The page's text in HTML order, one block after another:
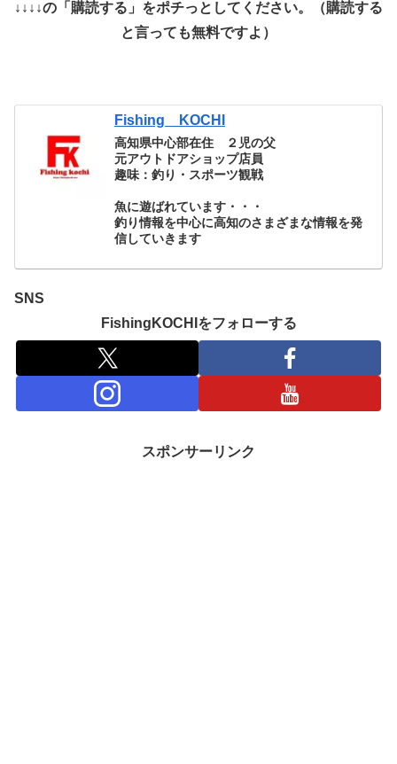
↓↓↓↓の「購読する」をポチっとしてください。（購読する
と言っても無料ですよ）
Fishing KOCHI
高知県中心部在住 ２児の父
元アウトドアショップ店員
趣味：釣り・スポーツ観戦
魚に遊ばれています・・・
釣り情報を中心に高知のさまざまな情報を発
信していきます
SNS
FishingKOCHIをフォローする
スポンサーリンク